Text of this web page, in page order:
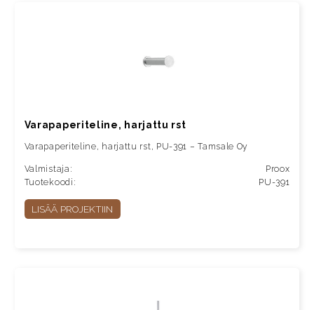
Varapaperiteline, harjattu rst
Varapaperiteline, harjattu rst, PU-391 – Tamsale Oy
Valmistaja:
Proox
Tuotekoodi:
PU-391
LISÄÄ PROJEKTIIN